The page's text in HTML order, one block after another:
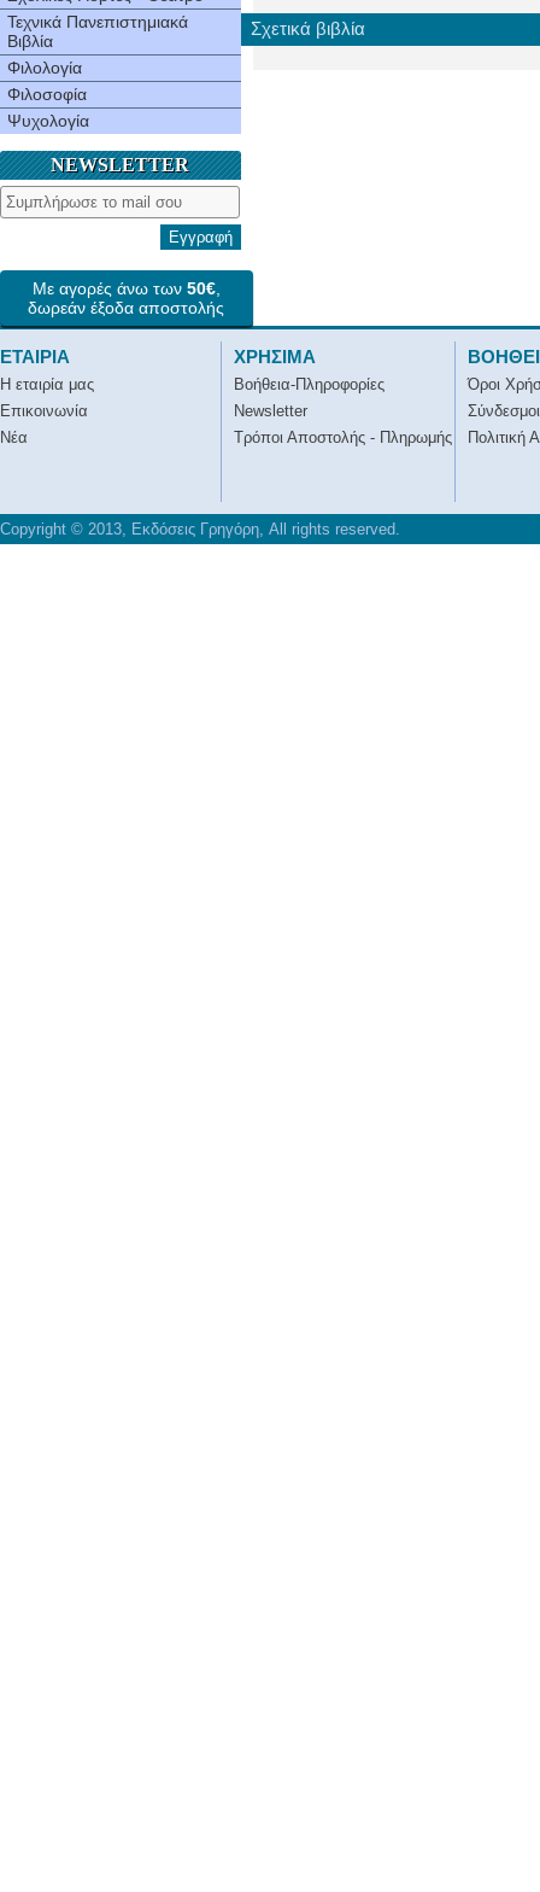
Τεχνικά Πανεπιστημιακά
Βιβλία
Φιλολογία
Φιλοσοφία
Ψυχολογία
NEWSLETTER
Εγγραφή
Με αγορές άνω των 50€
δωρεάν έξοδα αποστολής
Σχετικά βιβλία
ΕΤΑΙΡΙΑ
Η εταιρία μας
Επικοινωνία
Νέα
ΧΡΗΣΙΜΑ
Βοήθεια-Πληροφορίες
Newsletter
Τρόποι Αποστολής - Πληρωμής
Όροι
Σύνδεσμοι
Πολιτική
Copyright © 2013, Εκδόσεις Γρηγόρη, All rights reserved.